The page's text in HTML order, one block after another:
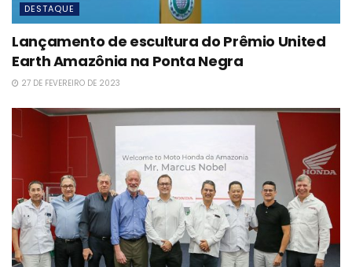
DESTAQUE
Lançamento de escultura do Prêmio United
Earth Amazônia na Ponta Negra
27 DE FEVEREIRO DE 2023